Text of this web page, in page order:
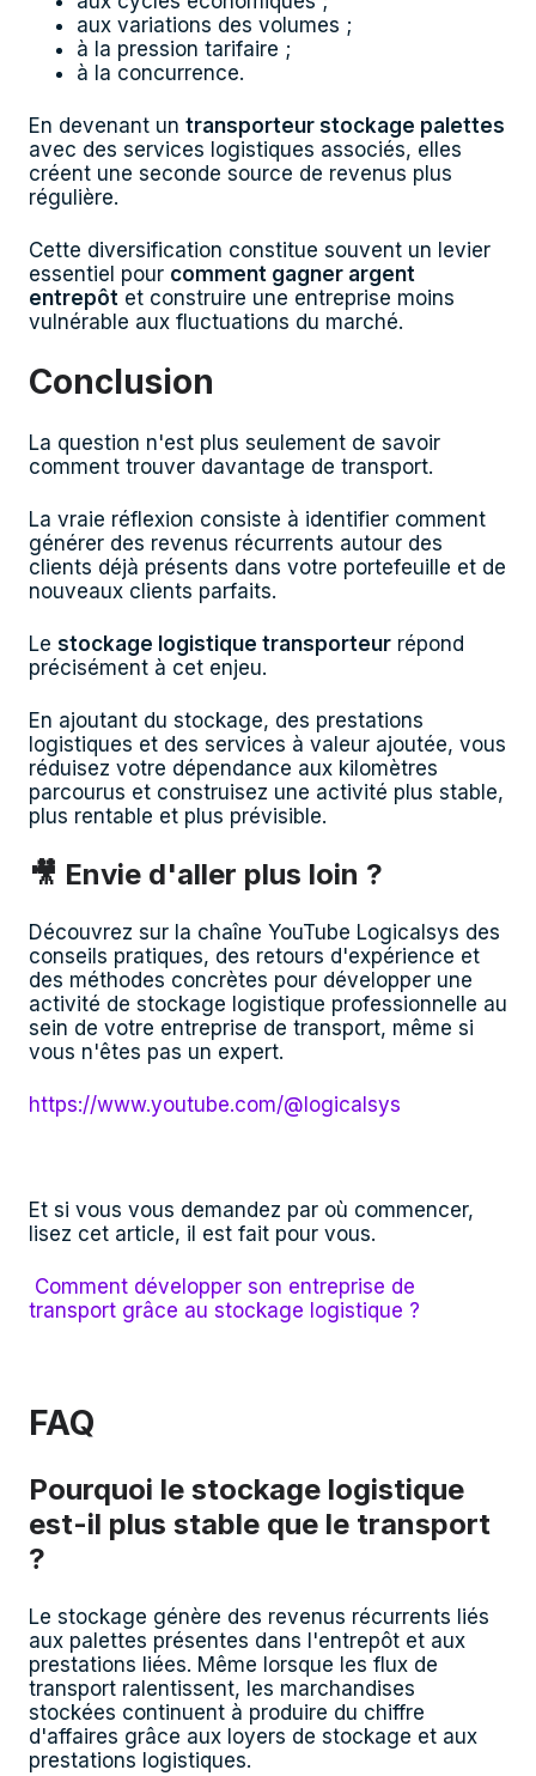
aux variations des volumes ;
à la pression tarifaire ;
à la concurrence.
En devenant un transporteur stockage palettes
avec des services logistiques associés, elles
créent une seconde source de revenus plus
régulière.
Cette diversification constitue souvent un levier
essentiel pour comment gagner argent
entrepôt et construire une entreprise moins
vulnérable aux fluctuations du marché.
Conclusion
La question n'est plus seulement de savoir
comment trouver davantage de transport.
La vraie réflexion consiste à identifier comment
générer des revenus récurrents autour des
clients déjà présents dans votre portefeuille et de
nouveaux clients parfaits.
Le stockage logistique transporteur répond
précisément à cet enjeu.
En ajoutant du stockage, des prestations
logistiques et des services à valeur ajoutée, vous
réduisez votre dépendance aux kilomètres
parcourus et construisez une activité plus stable,
plus rentable et plus prévisible.
🎥 Envie d'aller plus loin ?
Découvrez sur la chaîne YouTube Logicalsys des
conseils pratiques, des retours d'expérience et
des méthodes concrètes pour développer une
activité de stockage logistique professionnelle au
sein de votre entreprise de transport, même si
vous n'êtes pas un expert.
https://www.youtube.com/@logicalsys
Et si vous vous demandez par où commencer,
lisez cet article, il est fait pour vous.
Comment développer son entreprise de
transport grâce au stockage logistique ?
FAQ
Pourquoi le stockage logistique
est-il plus stable que le transport
?
Le stockage génère des revenus récurrents liés
aux palettes présentes dans l'entrepôt et aux
prestations liées. Même lorsque les flux de
transport ralentissent, les marchandises
stockées continuent à produire du chiffre
d'affaires grâce aux loyers de stockage et aux
prestations logistiques.